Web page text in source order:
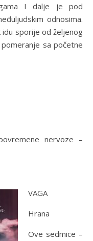
I dalje je pod
odnosima.
idu sporije od željenog
sa početne
nervoze –
VAGA
Hrana
Ove sedmice –